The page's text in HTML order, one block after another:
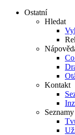
Ostatní
Hledat
Kontakt
Seznamy